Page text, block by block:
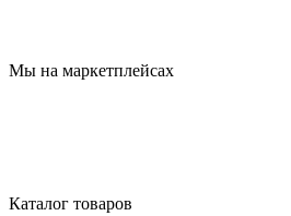
Мы на маркетплейсах
Каталог товаров